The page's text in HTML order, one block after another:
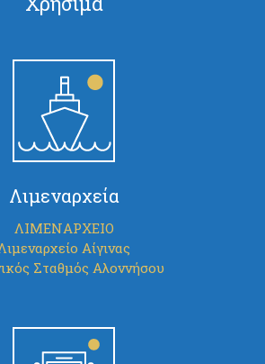
Λιμεναρχεία
ΛΙΜΕΝΑΡΧΕΙΟ
Αίγινας
Σταθμός Αλοννήσου